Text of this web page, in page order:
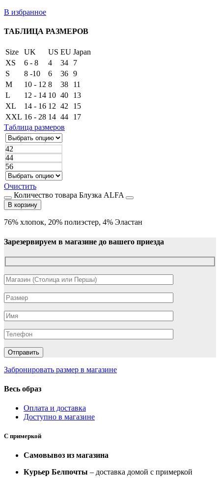
В избранное
ТАБЛИЦА РАЗМЕРОВ
Size UK US EU Japan
XS
6 - 8 4 34
7
S
8 -10 6 36 9
M
10 - 12 8 38
11
L
12 - 14 10 40
13
XL
14 - 16 12 42
15
XXL 16 - 28 14 44
17
Таблица размеров
42
44
56
Очистить
Количество товара Блузка ALFA
В корзину
76% хлопок, 20% полиэстер, 4% Эластан
Зарезервируем в магазине до вашего приезда
Забронировать размер в магазине
Весь образ
Оплата и доставка
Доступно в магазине
С примеркой
Самовывоз из магазина
Курьер Белпочты – доставка домой с примеркой